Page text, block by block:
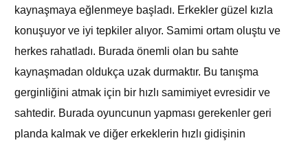
kaynaşmaya eğlenmeye başladı. Erkekler güzel kızla
konuşuyor ve iyi tepkiler alıyor. Samimi ortam oluştu ve
herkes rahatladı. Burada önemli olan bu sahte
kaynaşmadan oldukça uzak durmaktır. Bu tanışma
gerginliğini atmak için bir hızlı samimiyet evresidir ve
sahtedir. Burada oyuncunun yapması gerekenler geri
planda kalmak ve diğer erkeklerin hızlı gidişinin